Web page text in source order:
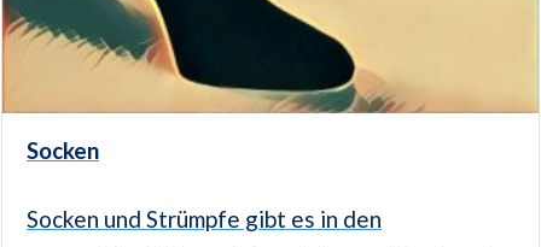
Socken
Socken und Strümpfe gibt es in den